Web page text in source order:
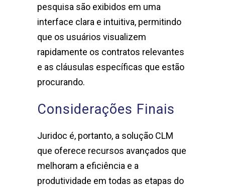
pesquisa são exibidos em uma
interface clara e intuitiva, permitindo
que os usuários visualizem
rapidamente os contratos relevantes
e as cláusulas específicas que estão
procurando.
Considerações Finais
Juridoc é, portanto, a solução CLM
que oferece recursos avançados que
melhoram a eficiência e a
produtividade em todas as etapas do